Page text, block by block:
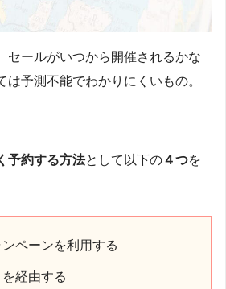
セールがいつから開催されるかな
は予測不能でわかりにくいもの。
予約する方法として以下の４つを
ペーンを利用する
を経由する